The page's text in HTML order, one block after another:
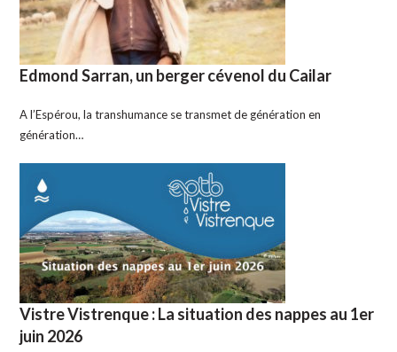
Edmond Sarran, un berger cévenol du Cailar
A l’Espérou, la transhumance se transmet de génération en
génération…
Vistre Vistrenque : La situation des nappes au 1er
juin 2026